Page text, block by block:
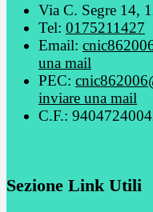
Via C. Segre 14,
Tel: 0175211427
Email:
una mail
PEC:
inviare una mail
C.F.:
Sezione Link Utili